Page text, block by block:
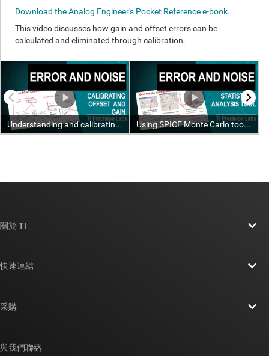
關於 TI
快速連結
交互參考搜索
采購
與我們聯絡